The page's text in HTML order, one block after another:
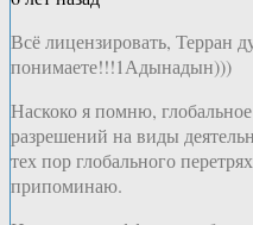
Всё лицензировать, Терран
понимаете!!!1Адынадын)))
Наскоко я помню,
разрешений на виды
тех пор глобального
припоминаю.